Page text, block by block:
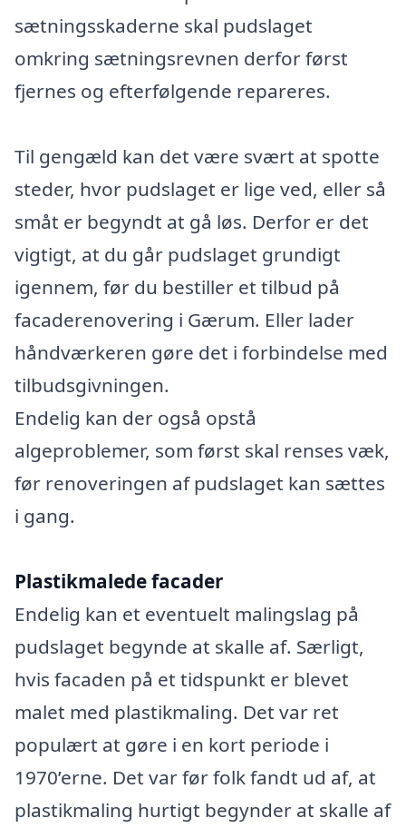
sætningsskaderne skal pudslaget
omkring sætningsrevnen derfor først
fjernes og efterfølgende repareres.
Til gengæld kan det være svært at spotte
steder, hvor pudslaget er lige ved, eller så
småt er begyndt at gå løs. Derfor er det
vigtigt, at du går pudslaget grundigt
igennem, før du bestiller et tilbud på
facaderenovering i Gærum. Eller lader
håndværkeren gøre det i forbindelse med
tilbudsgivningen.
Endelig kan der også opstå
algeproblemer, som først skal renses væk,
før renoveringen af pudslaget kan sættes
i gang.
Plastikmalede facader
Endelig kan et eventuelt malingslag på
pudslaget begynde at skalle af. Særligt,
hvis facaden på et tidspunkt er blevet
malet med plastikmaling. Det var ret
populært at gøre i en kort periode i
1970’erne. Det var før folk fandt ud af, at
plastikmaling hurtigt begynder at skalle af